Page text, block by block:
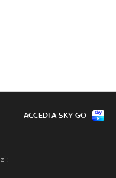
ACCEDI A SKY GO